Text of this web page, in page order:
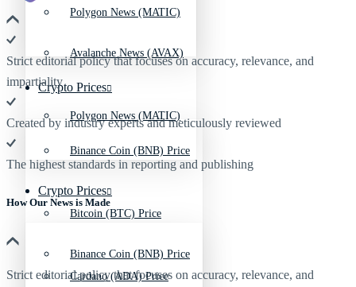
Polygon News (MATIC)
Crypto Prices
Binance Coin (BNB) Price
Bitcoin (BTC) Price
Cardano (ADA) Price
Avalanche News (AVAX)
Polygon News (MATIC)
Crypto Prices
Binance Coin (BNB) Price
Strict editorial policy that focuses on accuracy, relevance, and
impartiality
Created by industry experts and meticulously reviewed
The highest standards in reporting and publishing
How Our News is Made
Strict editorial policy that focuses on accuracy, relevance, and